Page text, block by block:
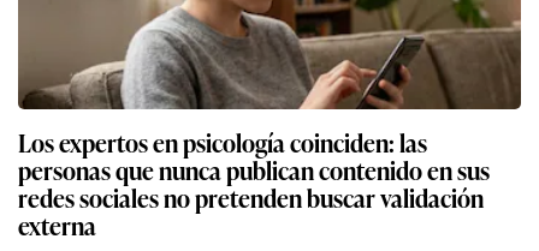
Los expertos en psicología coinciden: las
personas que nunca publican contenido en sus
redes sociales no pretenden buscar validación
externa